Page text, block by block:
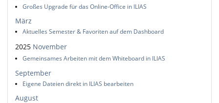
Großes Upgrade für das Online-Office in ILIAS
März
Aktuelles Semester & Favoriten auf dem Dashboard
2025 November
Gemeinsames Arbeiten mit dem Whiteboard in ILIAS
September
Eigene Dateien direkt in ILIAS bearbeiten
August